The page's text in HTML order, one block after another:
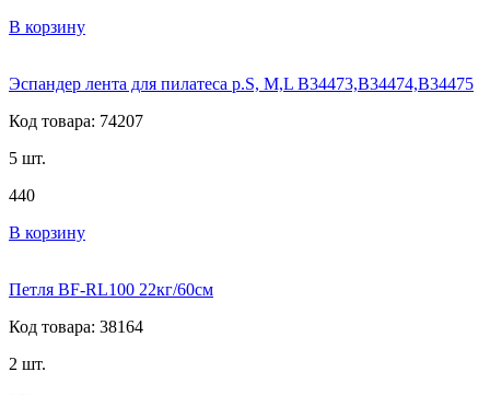
В корзину
Эспандер лента для пилатеса р.S, M,L В34473,В34474,В34475
Код товара: 74207
5 шт.
440
В корзину
Петля BF-RL100 22кг/60см
Код товара: 38164
2 шт.